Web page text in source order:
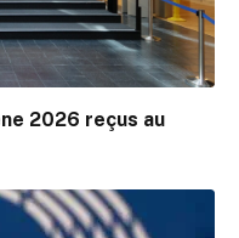
2026 reçus au